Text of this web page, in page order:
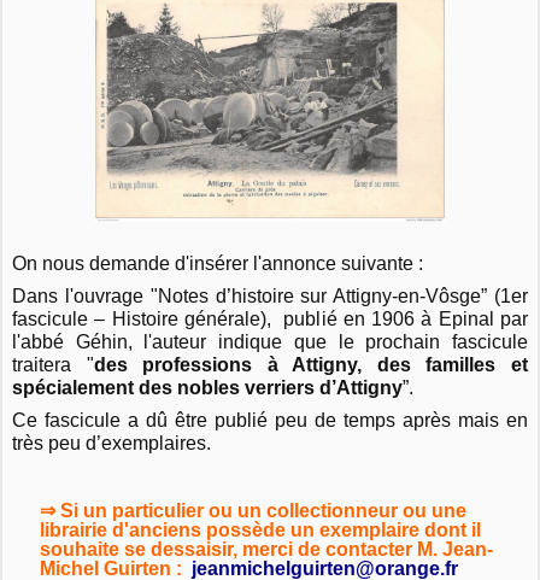
On nous demande d'insérer l'annonce suivante :
Dans l'ouvrage "Notes d’histoire sur Attigny-en-Vôsge” (1er
fascicule – Histoire générale), publié en 1906 à Epinal par
l'abbé Géhin, l'auteur indique que le prochain fascicule
traitera "des professions à Attigny, des familles et
spécialement des nobles verriers d’Attigny”.
Ce fascicule a dû être publié peu de temps après mais en
très peu d’exemplaires.
⇒ Si un particulier ou un collectionneur ou une
librairie d'anciens possèdeun exemplaire dont il
souhaite se dessaisir, merci de contacter M. Jean-
Michel Guirten : jeanmichelguirten@orange.fr